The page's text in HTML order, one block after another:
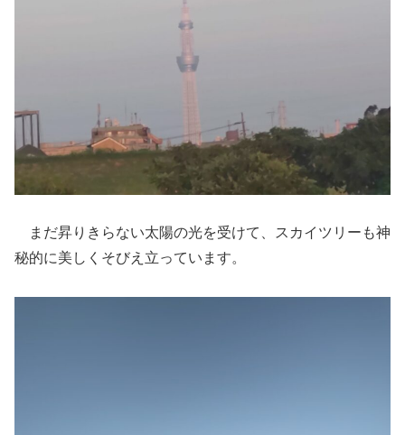
まだ昇りきらない太陽の光を受けて、スカイツリーも神
秘的に美しくそびえ立っています。